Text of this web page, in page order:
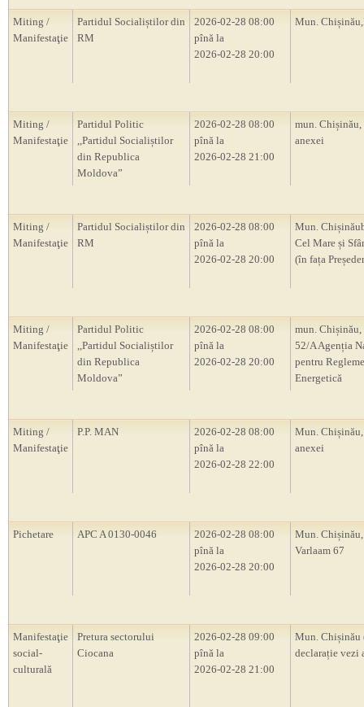
Miting /
Manifestaţie
Partidul Socialiștilor din
RM
2026-02-28 08:00
pînă la
2026-02-28 20:00
Mun.
Miting /
Manifestaţie
Partidul Politic
,,Partidul Socialiștilor
din Republica
Moldova”
2026-02-28 08:00
pînă la
2026-02-28 21:00
mun.
anexei
Miting /
Manifestaţie
Partidul Socialiștilor din
RM
2026-02-28 08:00
pînă la
2026-02-28 20:00
Mun.
Cel Mare și
(în fața
Miting /
Manifestaţie
Partidul Politic
,,Partidul Socialiștilor
din Republica
Moldova”
2026-02-28 08:00
pînă la
2026-02-28 20:00
mun. Chișinău,
52/A Agenția
pentru
Energetică
Miting /
Manifestaţie
P.P. MAN
2026-02-28 08:00
pînă la
2026-02-28 22:00
Mun.
anexei
Pichetare APC A 0130-0046
2026-02-28 08:00
pînă la
2026-02-28 20:00
Mun. Chișinău,
Varlaam 67
Manifestaţie
social-
culturală
Pretura sectorului
Ciocana
2026-02-28 09:00
pînă la
2026-02-28 21:00
Mun. Chișinău
declarație vezi